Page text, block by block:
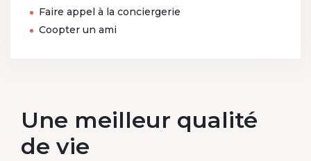
Faire appel à la conciergerie
Coopter un ami
Une meilleur qualité
de vie